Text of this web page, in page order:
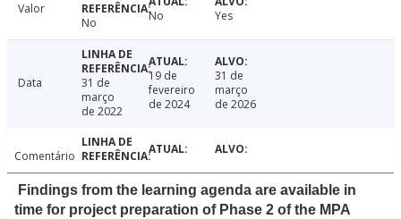
Valor
No
No Yes
Data
31 de
março
de 2022
19 de
fevereiro
de 2024
31 de
março
de 2026
Comentário
Findings from the learning agenda are available in
time for project preparation of Phase 2 of the MPA